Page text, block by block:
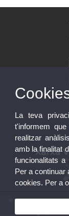
© 2026 UV. - Av.
La teva
t'informem
realitzar
amb la finalitat
funcionalitats
Per a continuar
cookies. Per a